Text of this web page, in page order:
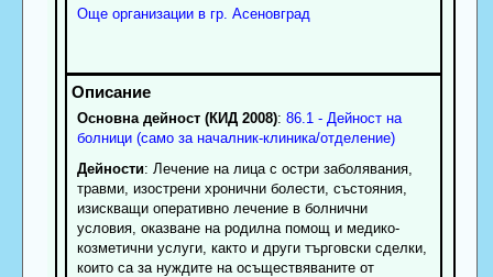
Още организации в гр. Асеновград
Основна дейност (КИД 2008): 86.1 - Дейност на
болници (само за началник-клиника/отделение)
Дейности: Лечение на лица с остри заболявания,
травми, изострени хронични болести, състояния,
изискващи оперативно лечение в болнични
условия, оказване на родилна помощ и медико-
козметични услуги, както и други търговски сделки,
които са за нуждите на осъществяваните от